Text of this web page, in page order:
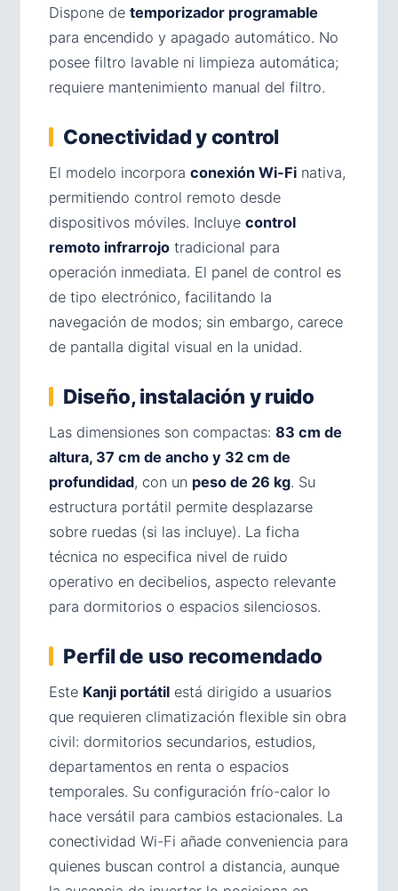
Dispone de temporizador programable
para encendido y apagado automático. No
posee filtro lavable ni limpieza automática;
requiere mantenimiento manual del filtro.
Conectividad y control
El modelo incorpora conexión Wi-Fi nativa,
permitiendo control remoto desde
dispositivos móviles. Incluye control
remoto infrarrojo tradicional para
operación inmediata. El panel de control es
de tipo electrónico, facilitando la
navegación de modos; sin embargo, carece
de pantalla digital visual en la unidad.
Diseño, instalación y ruido
Las dimensiones son compactas: 83 cm de
altura, 37 cm de ancho y 32 cm de
profundidad, con un peso de 26 kg. Su
estructura portátil permite desplazarse
sobre ruedas (si las incluye). La ficha
técnica no especifica nivel de ruido
operativo en decibelios, aspecto relevante
para dormitorios o espacios silenciosos.
Perfil de uso recomendado
Este Kanji portátil está dirigido a usuarios
que requieren climatización flexible sin obra
civil: dormitorios secundarios, estudios,
departamentos en renta o espacios
temporales. Su configuración frío-calor lo
hace versátil para cambios estacionales. La
conectividad Wi-Fi añade conveniencia para
quienes buscan control a distancia, aunque